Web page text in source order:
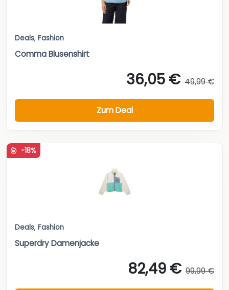
Deals, Fashion
Comma Blusenshirt
36,05 € 49,99 €
Zum Deal
-18%
Deals, Fashion
Superdry Damenjacke
82,49 € 99,99 €